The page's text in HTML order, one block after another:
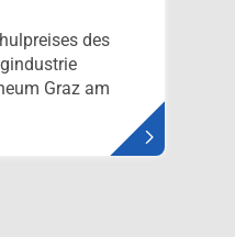
des
Graz am